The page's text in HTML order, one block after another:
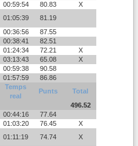
00:59:54 80.83
X
01:05:39
81.19
00:36:56
87.55
00:38:41
82.51
01:24:34 72.21
X
03:13:43 65.08
X
00:59:38
90.58
01:57:59
86.86
Temps
real
Punts
Total
496.52
00:44:16
77.64
01:03:20 76.45
X
01:11:19 74.74
X